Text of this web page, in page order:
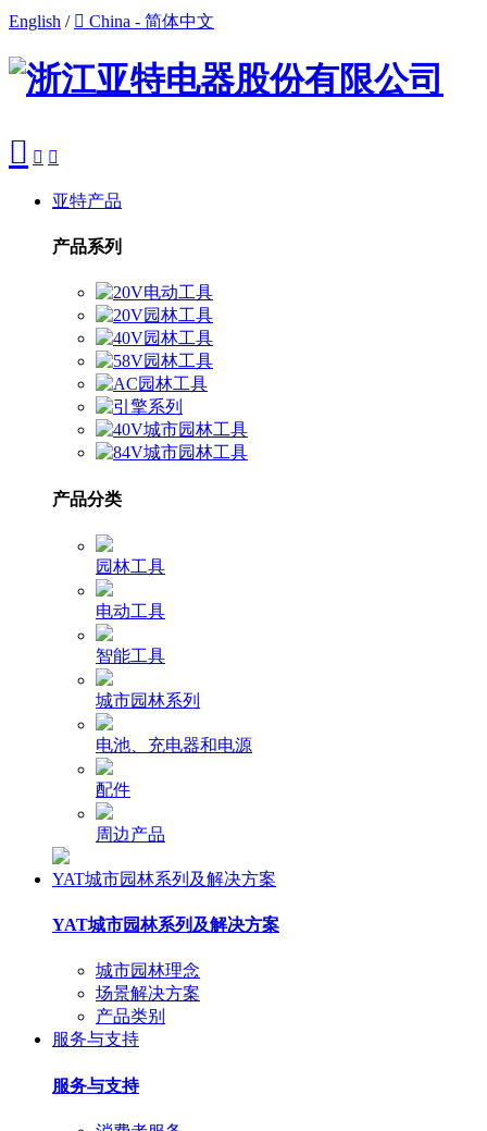
English /  China - 简体中文
  
亚特产品
产品系列
产品分类
园林工具
电动工具
智能工具
城市园林系列
电池、充电器和电源
配件
周边产品
YAT城市园林系列及解决方案
YAT城市园林系列及解决方案
城市园林理念
场景解决方案
产品类别
服务与支持
服务与支持